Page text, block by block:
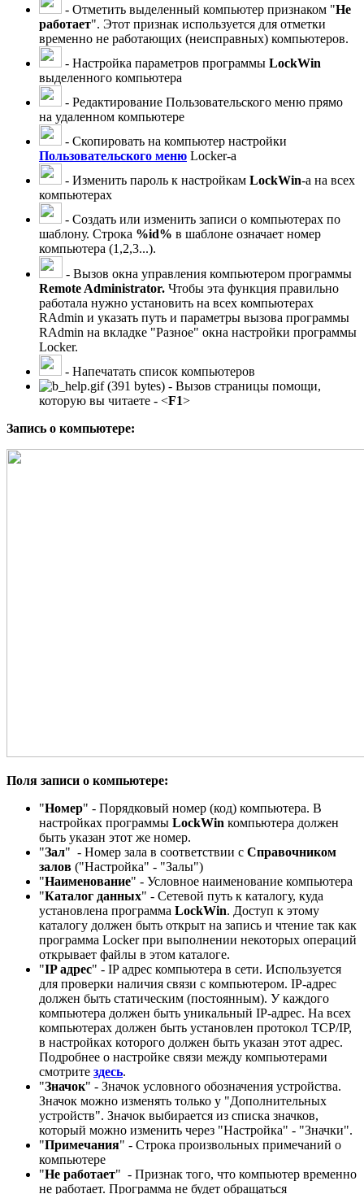
- Отметить выделенный компьютер признаком "Не
работает". Этот признак используется для отметки
временно не работающих (неисправных) компьютеров.
- Настройка параметров программы LockWin
выделенного компьютера
- Редактирование Пользовательского меню прямо
на удаленном компьютере
- Скопировать на компьютер настройки
Пользовательского меню Locker-a
- Изменить пароль к настройкам LockWin-a на всех
компьютерах
- Создать или изменить записи о компьютерах по
шаблону. Строка %id% в шаблоне означает номер
компьютера (1,2,3...).
- Вызов окна управления компьютером программы
Remote Administrator. Чтобы эта функция правильно
работала нужно установить на всех компьютерах
RAdmin и указать путь и параметры вызова программы
RAdmin на вкладке "Разное" окна настройки программы
Locker.
- Напечатать список компьютеров
- Вызов страницы помощи,
которую вы читаете - <F1>
Запись о компьютере:
Поля записи о компьютере:
"Номер" - Порядковый номер (код) компьютера. В
настройках программы LockWin компьютера должен
быть указан этот же номер.
"Зал" - Номер зала в соответствии с Справочником
залов ("Настройка" - "Залы")
"Наименование" - Условное наименование компьютера
"Каталог данных" - Сетевой путь к каталогу, куда
установлена программа LockWin. Доступ к этому
каталогу должен быть открыт на запись и чтение так как
программа Locker при выполнении некоторых операций
открывает файлы в этом каталоге.
"IP адрес" - IP адрес компьютера в сети. Используется
для проверки наличия связи с компьютером. IP-адрес
должен быть статическим (постоянным). У каждого
компьютера должен быть уникальный IP-адрес. На всех
компьютерах должен быть установлен протокол TCP/IP,
в настройках которого должен быть указан этот адрес.
Подробнее о настройке связи между компьютерами
смотрите здесь.
"Значок" - Значок условного обозначения устройства.
Значок можно изменять только у "Дополнительных
устройств". Значок выбирается из списка значков,
который можно изменить через "Настройка" - "Значки".
"Примечания" - Строка произвольных примечаний о
компьютере
"Не работает" - Признак того, что компьютер временно
не работает. Программа не будет обращаться